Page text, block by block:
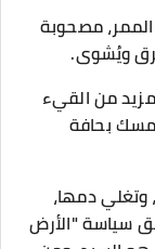
مصحوبة
ويُشوى.
من القيء
بحافة
وتغلي دمها،
سياسة "الأرض